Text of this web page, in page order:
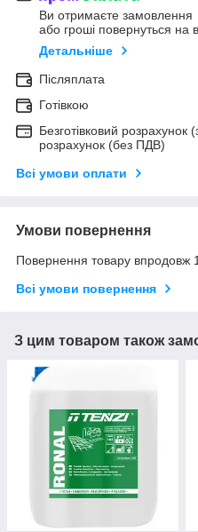
Ви отримаєте замовлення
або гроші повернуться на
Детальніше
Післяплата
Готівкою
Безготівковий розрахунок
розрахунок (без ПДВ)
Всі умови оплати
Умови повернення
Повернення товару впродовж
Всі умови повернення
З цим товаром також